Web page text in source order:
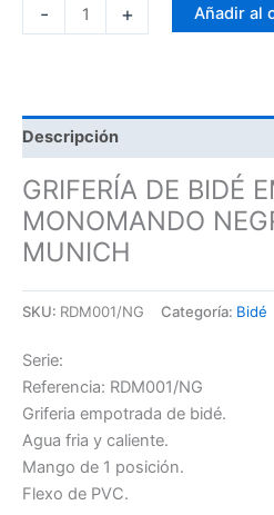
- + Añadir al
Descripción
GRIFERÍA DE BIDÉ
MONOMANDO
MUNICH
SKU: RDM001/NG Categoría: Bidé
Serie:
Referencia: RDM001/NG
Griferia empotrada de bidé.
Agua fria y caliente.
Mango de 1 posición.
Flexo de PVC.